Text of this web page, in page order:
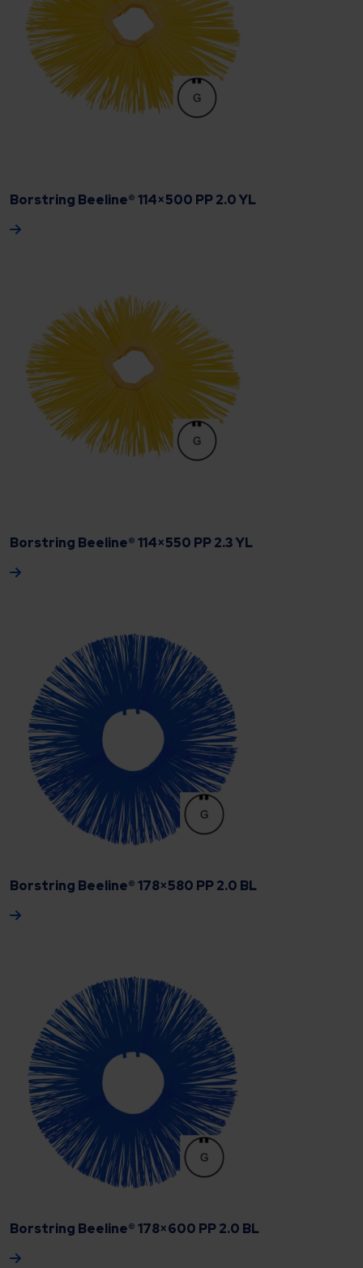
Borstring Beeline® 114×500 PP 2.0 YL
Borstring Beeline® 114×550 PP 2.3 YL
Borstring Beeline® 178×580 PP 2.0 BL
Borstring Beeline® 178×600 PP 2.0 BL